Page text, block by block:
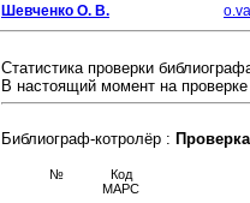
Шевченко О. В.
Статистика проверки
В настоящий момент на
Библиограф-котролёр :
№
Код
МАРС